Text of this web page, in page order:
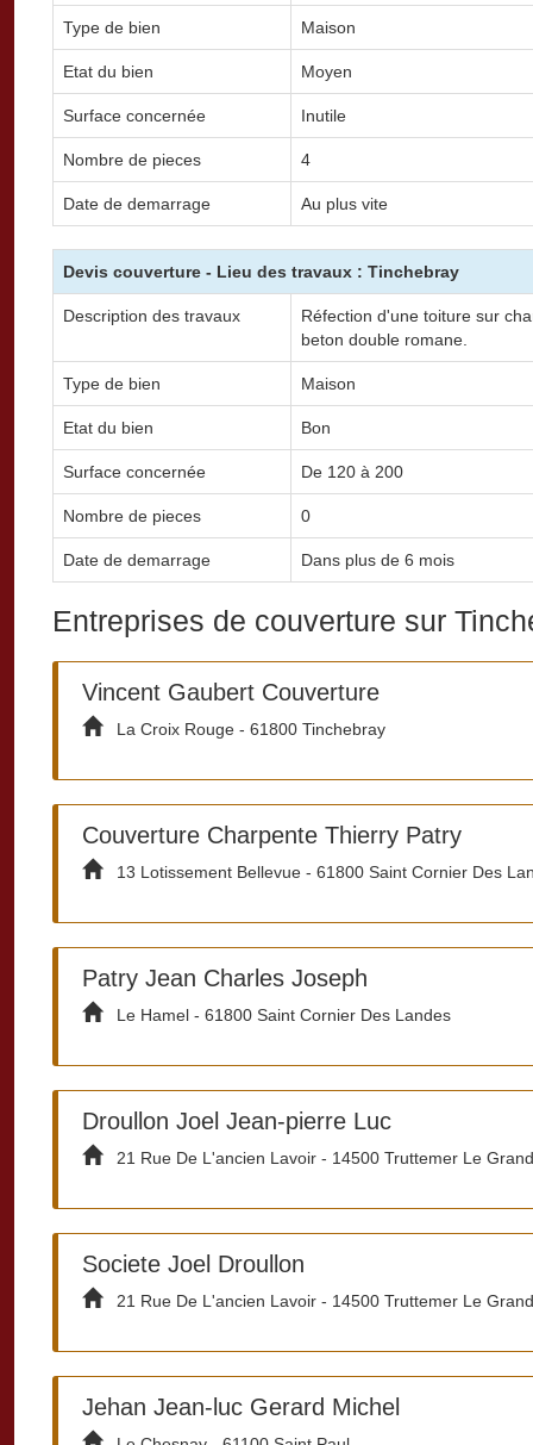
Type de bien Maison
Etat du bien Moyen
Surface concernée Inutile
Nombre de pieces 4
Date de demarrage Au plus vite
Devis couverture - Lieu des travaux : Tinchebray
Description des travaux
Réfection d'une toiture sur
beton double romane.
Type de bien Maison
Etat du bien Bon
Surface concernée De 120 à 200
Nombre de pieces 0
Date de demarrage Dans plus de 6 mois
Entreprises de couverture sur
Vincent Gaubert Couverture
La Croix Rouge - 61800 Tinchebray
Couverture Charpente Thierry Patry
13 Lotissement Bellevue - 61800 Saint Cornier Des
Patry Jean Charles Joseph
Le Hamel - 61800 Saint Cornier Des Landes
Droullon Joel Jean-pierre Luc
21 Rue De L'ancien Lavoir - 14500 Truttemer Le Grand
Societe Joel Droullon
21 Rue De L'ancien Lavoir - 14500 Truttemer Le Grand
Jehan Jean-luc Gerard Michel